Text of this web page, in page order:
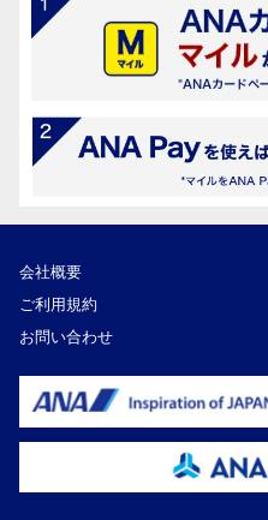
会社概要
ご利用規約
お問い合わせ